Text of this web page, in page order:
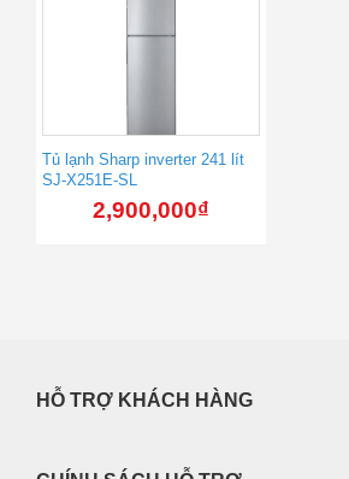
Tủ lạnh Sharp inverter 241 lít
SJ-X251E-SL
2,900,000₫
HỖ TRỢ KHÁCH HÀNG